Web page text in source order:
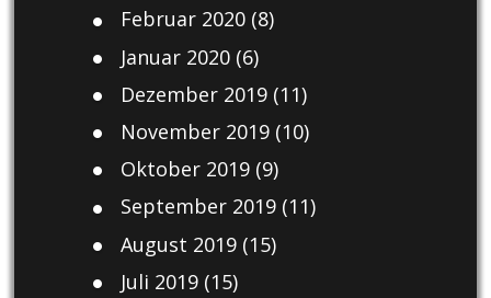
Februar 2020(8)
Januar 2020(6)
Dezember 2019(11)
November 2019(10)
Oktober 2019(9)
September 2019(11)
August 2019(15)
Juli 2019(15)